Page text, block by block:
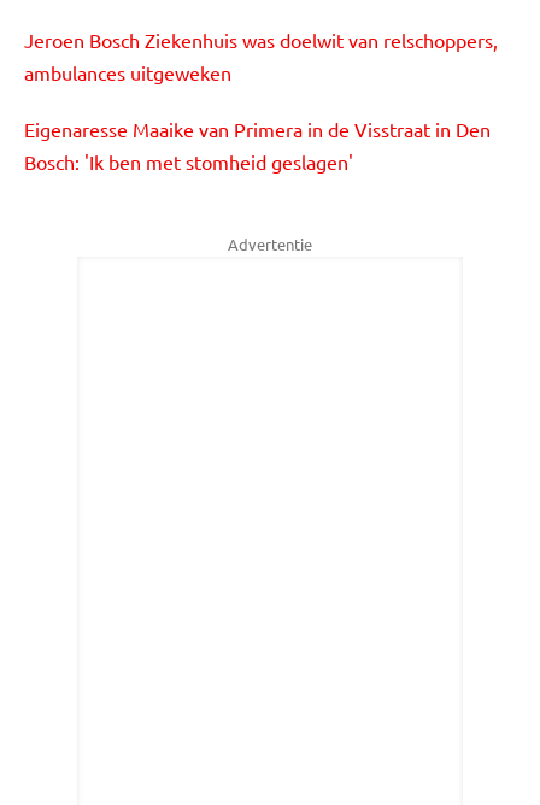
Jeroen Bosch Ziekenhuis was doelwit van relschoppers,
ambulances uitgeweken
Eigenaresse Maaike van Primera in de Visstraat in Den
Bosch: 'Ik ben met stomheid geslagen'
Advertentie